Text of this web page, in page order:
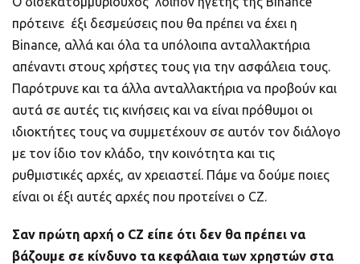
πρότεινε έξι δεσμεύσεις που θα πρέπει να έχει η
Binance, αλλά και όλα τα υπόλοιπα ανταλλακτήρια
απέναντι στους χρήστες τους για την ασφάλεια τους.
Παρότρυνε και τα άλλα ανταλλακτήρια να προβούν και
αυτά σε αυτές τις κινήσεις και να είναι πρόθυμοι οι
ιδιοκτήτες τους να συμμετέχουν σε αυτόν τον διάλογο
με τον ίδιο τον κλάδο, την κοινότητα και τις
ρυθμιστικές αρχές, αν χρειαστεί. Πάμε να δούμε ποιες
είναι οι έξι αυτές αρχές που προτείνει ο CZ.
Σαν πρώτη αρχή ο CZ είπε ότι δεν θα πρέπει να
βάζουμε σε κίνδυνο τα κεφάλαια των χρηστών στα